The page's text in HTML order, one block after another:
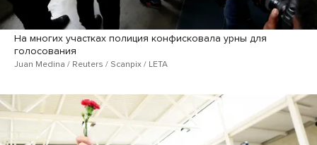
На многих участках полиция конфисковала урны для
голосования
Juan Medina / Reuters / Scanpix / LETA